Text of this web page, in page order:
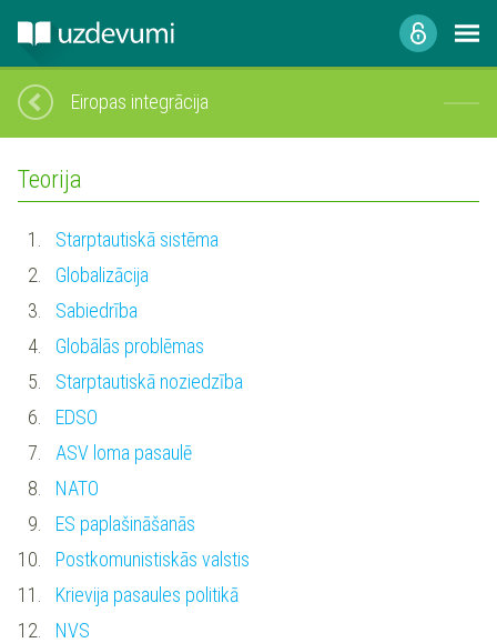
Eiropas integrācija
Teorija
1.
Starptautiskā sistēma
2.
Globalizācija
3.
Sabiedrība
4.
Globālās problēmas
5.
Starptautiskā noziedzība
6.
EDSO
7.
ASV loma pasaulē
8.
NATO
9.
ES paplašināšanās
10.
Postkomunistiskās valstis
11.
Krievija pasaules politikā
12.
NVS